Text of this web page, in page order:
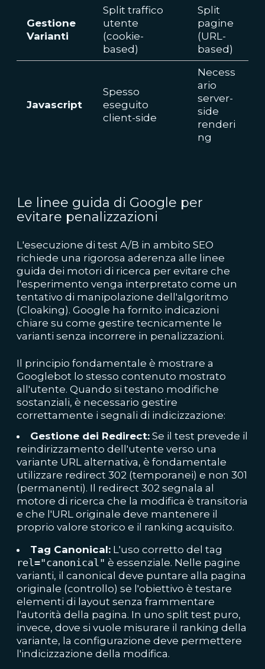
Gestione
Varianti
Split traffico
utente
(cookie-
based)
Split
pagine
(URL-
based)
Javascript
Spesso
eseguito
client-side
Necess
ario
server-
side
renderi
ng
Le linee guida di Google per
evitare penalizzazioni
L'esecuzione di test A/B in ambito SEO
richiede una rigorosa aderenza alle linee
guida dei motori di ricerca per evitare che
l'esperimento venga interpretato come un
tentativo di manipolazione dell'algoritmo
(Cloaking). Google ha fornito indicazioni
chiare su come gestire tecnicamente le
varianti senza incorrere in penalizzazioni.
Il principio fondamentale è mostrare a
Googlebot lo stesso contenuto mostrato
all'utente. Quando si testano modifiche
sostanziali, è necessario gestire
correttamente i segnali di indicizzazione:
Gestione dei Redirect: Se il test prevede il
reindirizzamento dell'utente verso una
variante URL alternativa, è fondamentale
utilizzare redirect 302 (temporanei) e non 301
(permanenti). Il redirect 302 segnala al
motore di ricerca che la modifica è transitoria
e che l'URL originale deve mantenere il
proprio valore storico e il ranking acquisito.
Tag Canonical: L'uso corretto del tag
rel="canonical" è essenziale. Nelle pagine
varianti, il canonical deve puntare alla pagina
originale (controllo) se l'obiettivo è testare
elementi di layout senza frammentare
l'autorità della pagina. In uno split test puro,
invece, dove si vuole misurare il ranking della
variante, la configurazione deve permettere
l'indicizzazione della modifica.